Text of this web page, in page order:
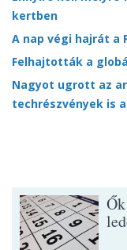
kertben
A nap végi hajrát a
Felhajtották a
Nagyot ugrott az
techrészvények is